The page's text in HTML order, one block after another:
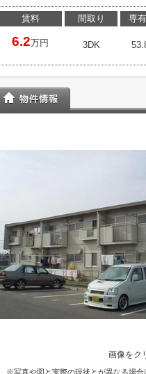
賃料
6.2万円
間取り
3DK
専
画像をク
※写真や図と実際の現状とが異なる場合